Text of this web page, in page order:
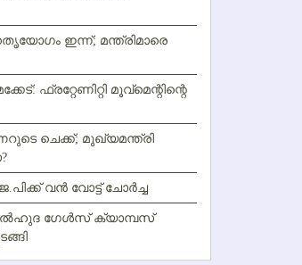
ഇന്ന്; മന്ത്രിമാരെ
ഫ്രറ്റേണിറ്റി മൂവ്‌മെന്റിന്റെ
ചെക്ക്; മുഖ്യമന്ത്രി
വന്‍ വോട്ട് ചോര്‍ച്ച
ഗേള്‍സ് ക്യാമ്പസ്